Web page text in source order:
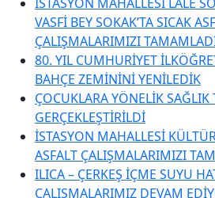
VASFİ BEY SOKAK’TA SICAK
ÇALIŞMALARIMIZI
80. YIL CUMHURİYET
BAHÇE ZEMİNİNİ YENİLEDİK
ÇOCUKLARA YÖNELİK
GERÇEKLEŞTİRİLDİ
İSTASYON MAHALLESİ
ASFALT ÇALIŞMALARIMIZI
ILICA – ÇERKEŞ İÇME SUYU
ÇALIŞMALARIMIZ DEVAM